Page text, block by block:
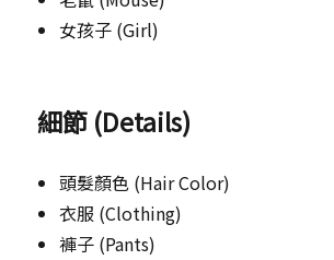
女孩子 (Girl)
細節 (Details)
頭髮顏色 (Hair Color)
衣服 (Clothing)
褲子 (Pants)